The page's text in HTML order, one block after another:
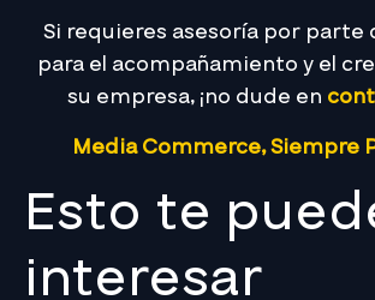
Si requieres asesoría por parte
para el acompañamiento y el
su empresa, ¡no dude en
Media Commerce, Siempre
Esto te
interesar